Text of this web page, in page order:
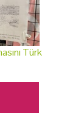
Türk